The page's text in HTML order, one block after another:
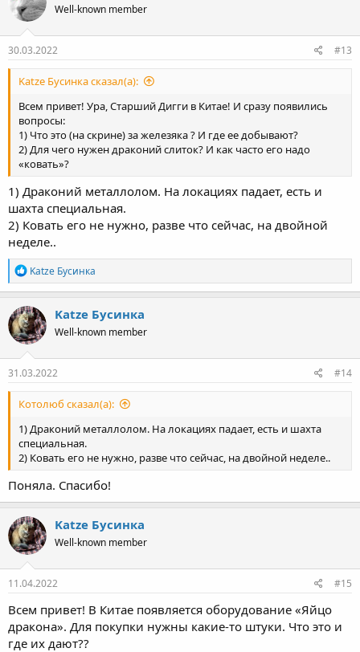
Well-known member
30.03.2022 #13
Katze Бусинка сказал(а):
Всем привет! Ура, Старший Дигги в Китае! И сразу появились
вопросы:
1) Что это (на скрине) за железяка ? И где ее добывают?
2) Для чего нужен драконий слиток? И как часто его надо
«ковать»?
1) Драконий металлолом. На локациях падает, есть и
шахта специальная.
2) Ковать его не нужно, разве что сейчас, на двойной
неделе..
R
e
a
c
t
i
o
n
s
Katze Бусинка
Katze Бусинка
Well-known member
31.03.2022 #14
Котолюб сказал(а):
1) Драконий металлолом. На локациях падает, есть и шахта
специальная.
2) Ковать его не нужно, разве что сейчас, на двойной неделе..
Поняла. Спасибо!
Katze Бусинка
Well-known member
11.04.2022 #15
Всем привет! В Китае появляется оборудование «Яйцо
дракона». Для покупки нужны какие-то штуки. Что это и
где их дают??